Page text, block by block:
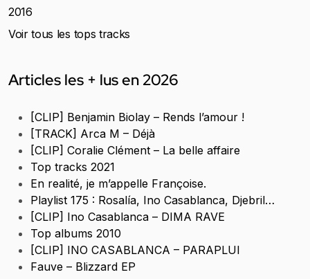
2016
Voir tous les tops tracks
Articles les + lus en 2026
[CLIP] Benjamin Biolay – Rends l’amour !
[TRACK] Arca M – Déjà
[CLIP] Coralie Clément – La belle affaire
Top tracks 2021
En realité, je m’appelle Françoise.
Playlist 175 : Rosalía, Ino Casablanca, Djebril…
[CLIP] Ino Casablanca – DIMA RAVE
Top albums 2010
[CLIP] INO CASABLANCA – PARAPLUI
Fauve – Blizzard EP